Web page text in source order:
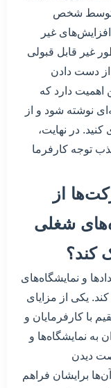
توسط شخص
غیر
غیر قابل قبولی
از دست دادن
دارد که
نوشته شود و از
در نهایت،
توجه کارفرما
از
شغلی
کند؟
و نمایشگاه‌های
یکی از مزایای
با کارفرمایان و
به نمایشگاه‌ها و
دیدن
برایشان فراهم